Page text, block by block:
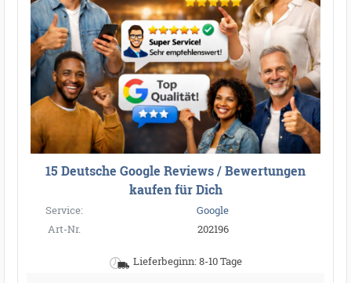
15 Deutsche Google Reviews / Bewertungen
kaufen für Dich
Service:
Google
Art-Nr.
202196
Lieferbeginn: 8-10 Tage